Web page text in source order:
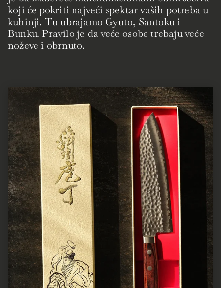
koji će pokriti najveći spektar vaših potreba u
kuhinji. Tu ubrajamo Gyuto, Santoku i
Bunku. Pravilo je da veće osobe trebaju veće
noževe i obrnuto.